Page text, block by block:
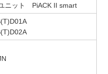
ニット PiACK II smart